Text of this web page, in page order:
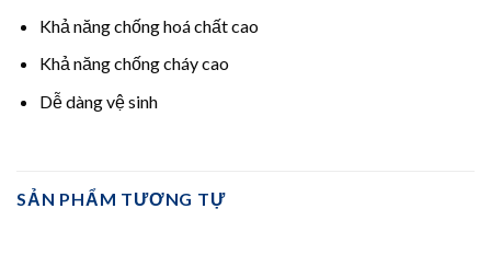
Khả năng chống hoá chất cao
Khả năng chống cháy cao
Dễ dàng vệ sinh
SẢN PHẨM TƯƠNG TỰ